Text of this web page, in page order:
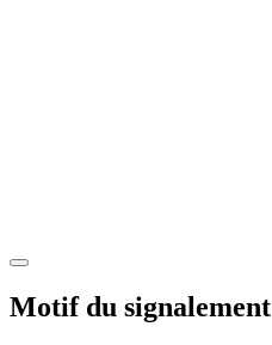
Motif du signalement